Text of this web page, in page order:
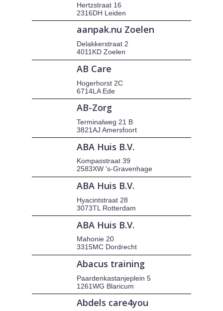
Hertzstraat 16
2316DH Leiden
aanpak.nu Zoelen
Delakkerstraat 2
4011KD Zoelen
AB Care
Hogerhorst 2C
6714LA Ede
AB-Zorg
Terminalweg 21 B
3821AJ Amersfoort
ABA Huis B.V.
Kompasstraat 39
2583XW 's-Gravenhage
ABA Huis B.V.
Hyacintstraat 28
3073TL Rotterdam
ABA Huis B.V.
Mahonie 20
3315MC Dordrecht
Abacus training
Paardenkastanjeplein 5
1261WG Blaricum
Abdels care4you